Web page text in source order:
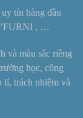
tín hàng đầu
, …
và màu sắc riêng
học, công
lí, trách nhiệm và